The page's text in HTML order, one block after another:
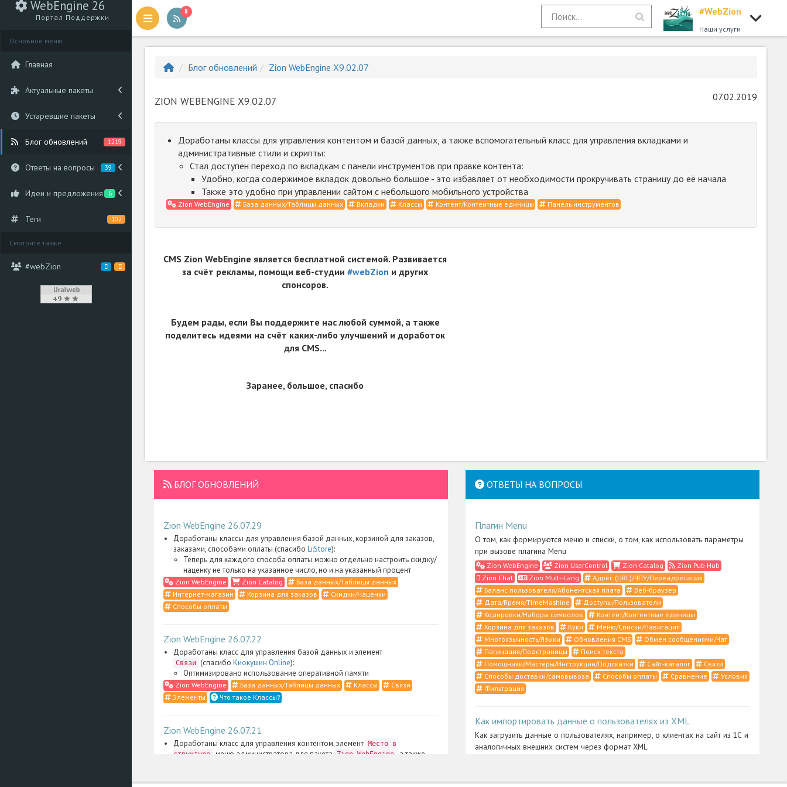
WebEngine 26
Портал Поддержки
Основное меню
Главная
Актуальные пакеты
Устаревшие пакеты
Блог обновлений 1219
Ответы на вопросы 39
Идеи и предложения 6
Теги 102
Смотрите также
#webZion
8 #WebZion
Наши услуги
Блог обновлений Zion WebEngine X9.02.07
ZION WEBENGINE X9.02.07 07.02.2019
Доработаны классы для управления контентом и базой данных, а также вспомогательный класс для управления вкладками и
административные стили и скрипты:
Стал доступен переход по вкладкам с панели инструментов при правке контента:
Удобно, когда содержимое вкладок довольно большое - это избавляет от необходимости прокручивать страницу до её начала
Также это удобно при управлении сайтом с небольшого мобильного устройства
Zion WebEngine База данных/Таблицы данных Вкладки Классы Контент/Контентные единицы Панель инструментов
CMS Zion WebEngine является бесплатной системой. Развивается
за счёт рекламы, помощи веб-студии #webZion и других
спонсоров.
Будем рады, если Вы поддержите нас любой суммой, а также
поделитесь идеями на счёт каких-либо улучшений и доработок
для CMS...
Заранее, большое, спасибо
БЛОГ ОБНОВЛЕНИЙ
Zion WebEngine 26.07.29
Доработаны классы для управления базой данных, корзиной для заказов,
заказами, способами оплаты (спасибо Li:Store):
Теперь для каждого способа оплаты можно отдельно настроить скидку/
наценку не только на указанное число, но и на указанный процент
Zion WebEngine Zion Catalog
База данных/Таблицы данных
Интернет-магазин
Корзина для заказов
Скидки/Наценки
Способы оплаты
Zion WebEngine 26.07.22
Доработаны класс для управления базой данных и элемент
Связи (спасибо Киокушин Online):
Оптимизировано использование оперативной памяти
Zion WebEngine База данных/Таблицы данных Классы
Связи
Элементы
Что такое Классы?
Zion WebEngine 26.07.21
Доработаны класс для управления контентом, элемент Место в
структуре
, меню администратора для пакета Zion WebEngine
, а также
ОТВЕТЫ НА ВОПРОСЫ
Плагин Menu
О том, как формируются меню и списки, о том, как использовать параметры
при вызове плагина Menu
Zion WebEngine Zion UserControl Zion Catalog
Zion Pub Hub
Zion Chat
Zion Multi-Lang
Адрес (URL)/ЧПУ/Переадресация
Баланс пользователя/Абонентская плата
Веб-браузер
Дата/Время/TimeMashine
Доступы/Пользователи
Кодировки/Наборы символов
Контент/Контентные единицы
Корзина для заказов
Куки
Меню/Списки/Навигация
Многоязычность/Языки
Обновления CMS
Обмен сообщениями/Чат
Пагинация/Подстраницы
Поиск текста
Помощники/Мастеры/Инструкции/Подсказки
Сайт-каталог
Связи
Способы доставки/самовывоза
Способы оплаты Сравнение
Условия
Фильтрация
Как импортировать данные о пользователях из XML
Как загрузить данные о пользователях, например, о клиентах на сайт из 1С и
аналогичных внешних систем через формат XML